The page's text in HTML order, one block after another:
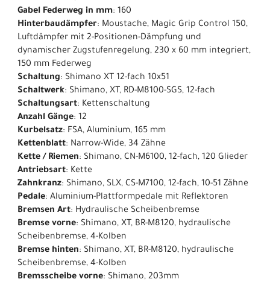
Gabel Federweg in mm: 160
Hinterbaudämpfer: Moustache, Magic Grip Control 150,
Luftdämpfer mit 2-Positionen-Dämpfung und
dynamischer Zugstufenregelung, 230 x 60 mm integriert,
150 mm Federweg
Schaltung: Shimano XT 12-fach 10x51
Schaltwerk: Shimano, XT, RD-M8100-SGS, 12-fach
Schaltungsart: Kettenschaltung
Anzahl Gänge: 12
Kurbelsatz: FSA, Aluminium, 165 mm
Kettenblatt: Narrow-Wide, 34 Zähne
Kette / Riemen: Shimano, CN-M6100, 12-fach, 120 Glieder
Antriebsart: Kette
Zahnkranz: Shimano, SLX, CS-M7100, 12-fach, 10-51 Zähne
Pedale: Aluminium-Plattformpedale mit Reflektoren
Bremsen Art: Hydraulische Scheibenbremse
Bremse vorne: Shimano, XT, BR-M8120, hydraulische
Scheibenbremse, 4-Kolben
Bremse hinten: Shimano, XT, BR-M8120, hydraulische
Scheibenbremse, 4-Kolben
Bremsscheibe vorne: Shimano, 203mm